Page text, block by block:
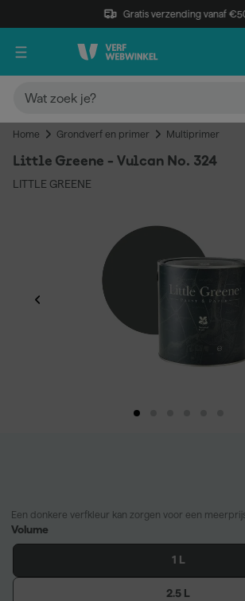
Gratis verzending vanaf
Home Grondverf en primer Multiprimer
Little Greene - Vulcan No. 324
LITTLE GREENE
Een donkere verfkleur kan zorgen voor een
Volume
1 L
2.5 L